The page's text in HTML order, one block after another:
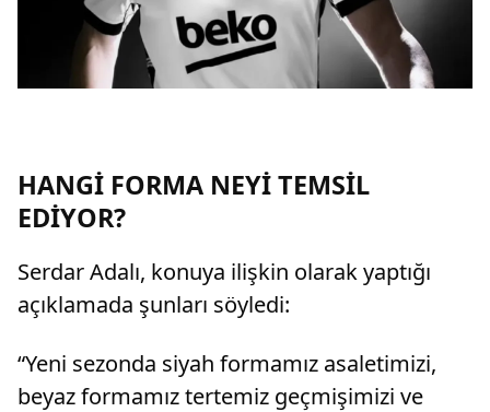
HANGİ FORMA NEYİ TEMSİL
EDİYOR?
Serdar Adalı, konuya ilişkin olarak yaptığı
açıklamada şunları söyledi:
“Yeni sezonda siyah formamız asaletimizi,
beyaz formamız tertemiz geçmişimizi ve